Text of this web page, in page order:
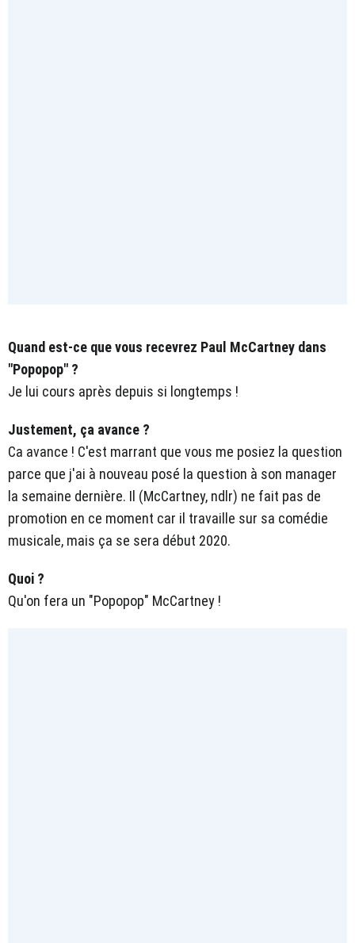
Quand est-ce que vous recevrez Paul McCartney dans
"Popopop" ?
Je lui cours après depuis si longtemps !
Justement, ça avance ?
Ca avance ! C'est marrant que vous me posiez la question
parce que j'ai à nouveau posé la question à son manager
la semaine dernière. Il (McCartney, ndlr) ne fait pas de
promotion en ce moment car il travaille sur sa comédie
musicale, mais ça se sera début 2020.
Quoi ?
Qu'on fera un "Popopop" McCartney !